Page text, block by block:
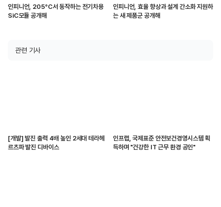
인피니언, 205°C서 동작하는 전기차용
SiC모듈 공개해
인피니언, 효율 향상과 설계 간소화 지원하
는 새 제품군 공개해
관련 기사
[개발] 발진 출력 4배 높인 2세대 테라헤
르츠파 발진 디바이스
인프랩, 국제표준 안전보건경영시스템 획
득하며 "건강한 IT 근무 환경 공인"